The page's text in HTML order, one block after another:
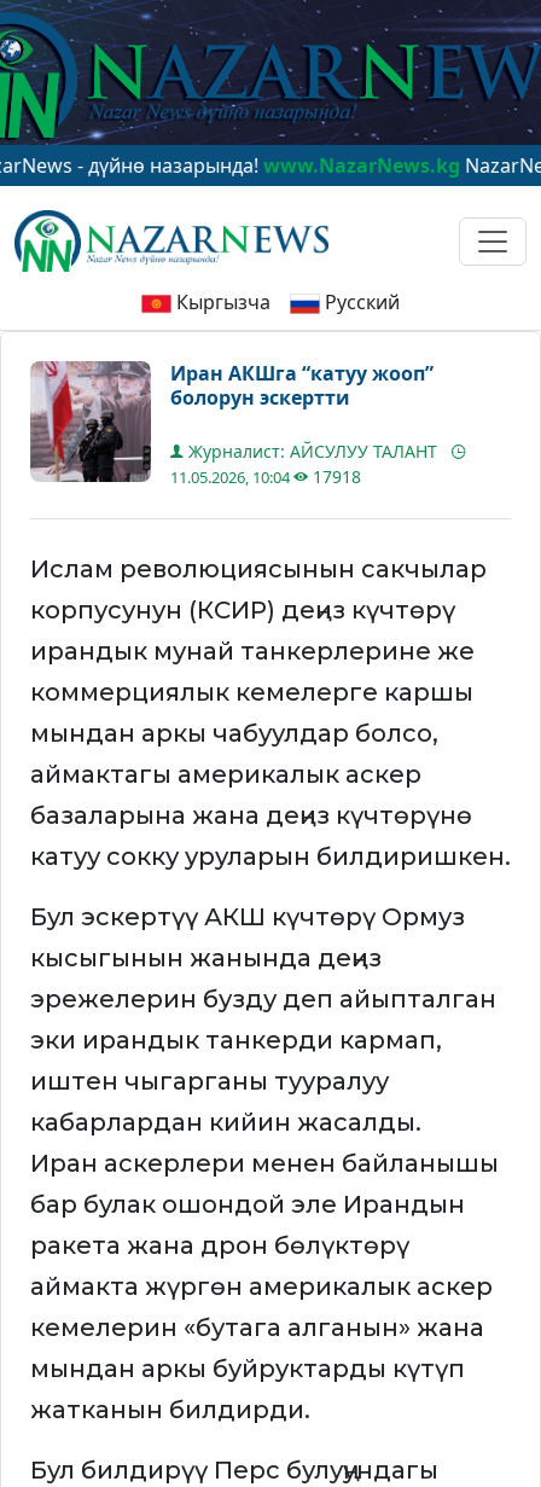
- дүйнө назарында!www.NazarNews.kgNazarNews - в
Кыргызча Русский
Иран АКШга “катуу жооп”
болорун эскертти
Журналист: АЙСУЛУУ ТАЛАНТ
11.05.2026, 10:04 17918
Ислам революциясынын сакчылар
корпусунун (КСИР) деңиз күчтөрү
ирандык мунай танкерлерине же
коммерциялык кемелерге каршы
мындан аркы чабуулдар болсо,
аймактагы америкалык аскер
базаларына жана деңиз күчтөрүнө
катуу сокку уруларын билдиришкен.
Бул эскертүү АКШ күчтөрү Ормуз
кысыгынын жанында деңиз
эрежелерин бузду деп айыпталган
эки ирандык танкерди кармап,
иштен чыгарганы тууралуу
кабарлардан кийин жасалды.
Иран аскерлери менен байланышы
бар булак ошондой эле Ирандын
ракета жана дрон бөлүктөрү
аймакта жүргөн америкалык аскер
кемелерин «бутага алганын» жана
мындан аркы буйруктарды күтүп
жатканын билдирди.
Бул билдирүү Перс булуңундагы